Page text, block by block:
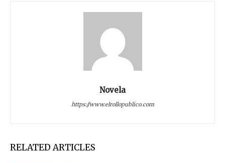
Novela
https://www.elrollopublico.com
RELATED ARTICLES